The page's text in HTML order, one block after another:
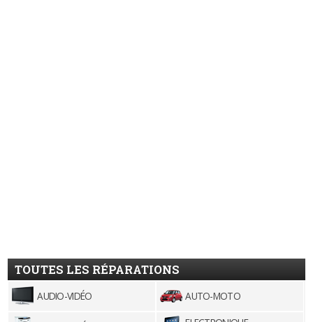
TOUTES LES RÉPARATIONS
AUDIO-VIDÉO AUTO-MOTO